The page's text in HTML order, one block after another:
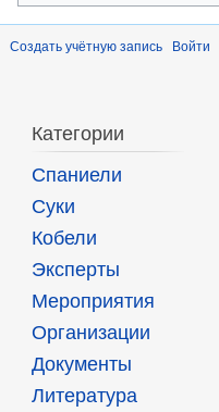
Создать учётную запись Войти
Категории
Спаниели
Суки
Кобели
Эксперты
Мероприятия
Организации
Документы
Литература